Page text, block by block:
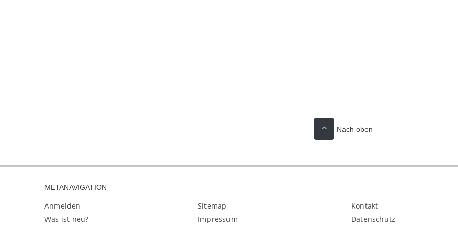
Nach oben
METANAVIGATION
Anmelden
Was ist neu?
Sitemap
Impressum
Kontakt
Datenschutz